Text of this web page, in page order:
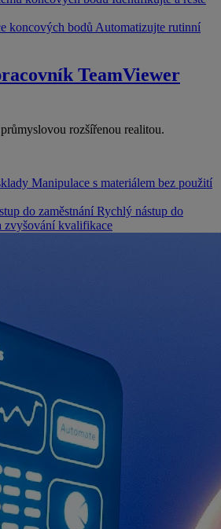
koncových bodů Automatizujte rutinní
TeamViewer
rozšířenou realitou.
Manipulace s materiálem bez použití
do zaměstnání Rychlý nástup do
zvyšování kvalifikace